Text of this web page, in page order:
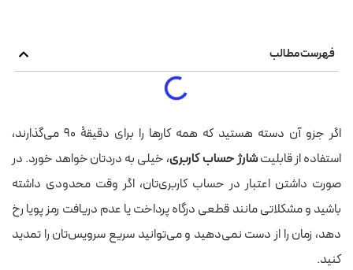
فهرست مطالب
اگر جزو آن دسته هستید که همه کارها را برای دقیقۀ ۹۰ می‌گذارند،
استفاده از قابلیتشارژ حساب کاربری، خیلی به دردتان خواهد خورد. در
صورت داشتن اعتبار در حساب کاربری‌تان، اگر وقت محدودی داشته
باشید و مشکلاتی مانند قطعی درگاه پرداخت یا عدم دریافت رمز پویا رخ
دهد، زمان را از دست نمی‌دهید و می‌توانید سریع سرویس‌تان را تمدید
کنید.